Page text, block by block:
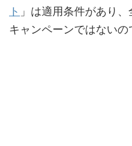
ト 」は適用条件があり
キャンペーンではないの